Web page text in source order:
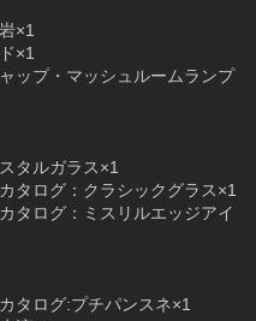
×1
×1
・マッシュルームランプ
ルガラス×1
グ：クラシックグラス×1
グ：ミスリルエッジアイ
グ:プチパンスネ×1